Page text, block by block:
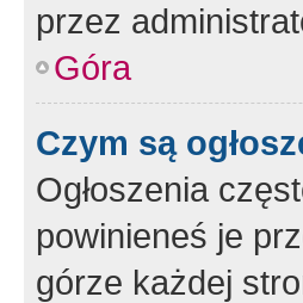
przez
Góra
Czym są
Ogłoszenia
powinieneś je
górze każdej